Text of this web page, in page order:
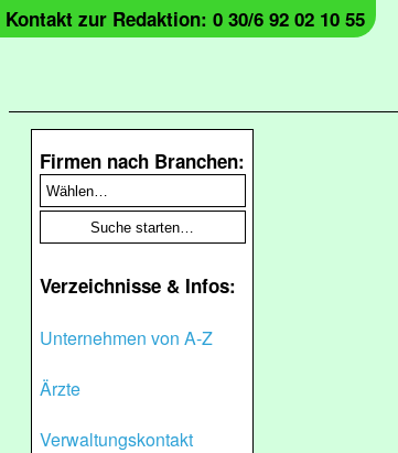
Kontakt zur Redaktion: 0 30/6 92 02 10 55
Firmen nach Branchen:
Verzeichnisse & Infos:
Unternehmen von A-Z
Ärzte
Verwaltungskontakt